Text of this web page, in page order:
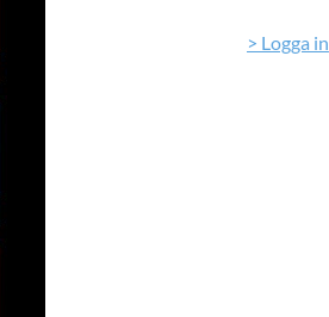
> Logga in